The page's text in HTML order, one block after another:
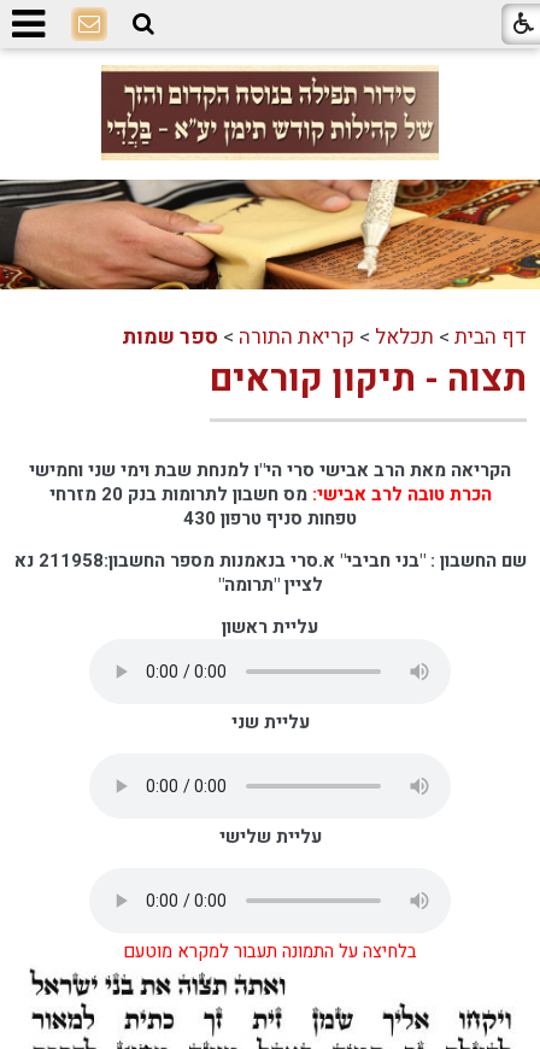
דף הבית > תכלאל > קריאת התורה > ספר שמות
תצוה - תיקון קוראים
הקריאה מאת הרב אבישי סרי הי"ו למנחת שבת וימי שני וחמישי
הכרת טובה לרב אבישי:מס חשבון לתרומות
בנק 20 מזרחי
טפחות סניף טרפון 430
שם החשבון : "בני חביבי" א.סרי בנאמנותמספר החשבון:211958
נא
לציין "תרומה"
עליית ראשון
עליית שני
עליית שלישי
בלחיצה על התמונה תעבור למקרא מוטעם